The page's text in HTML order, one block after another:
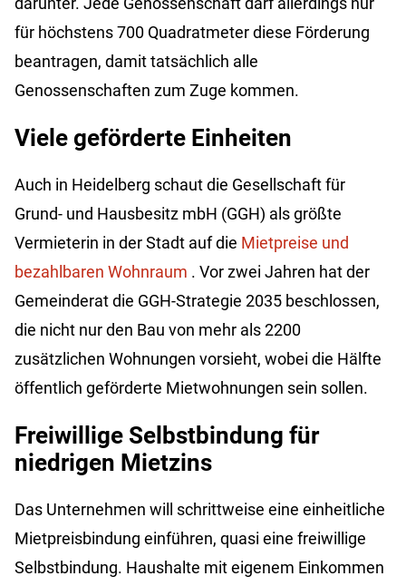
für höchstens 700 Quadratmeter diese Förderung
beantragen, damit tatsächlich alle
Genossenschaften zum Zuge kommen.
Viele geförderte Einheiten
Auch in Heidelberg schaut die Gesellschaft für
Grund- und Hausbesitz mbH (GGH) als größte
Vermieterin in der Stadt auf die Mietpreise und
bezahlbaren Wohnraum . Vor zwei Jahren hat der
Gemeinderat die GGH-Strategie 2035 beschlossen,
die nicht nur den Bau von mehr als 2200
zusätzlichen Wohnungen vorsieht, wobei die Hälfte
öffentlich geförderte Mietwohnungen sein sollen.
Freiwillige Selbstbindung für
niedrigen Mietzins
Das Unternehmen will schrittweise eine einheitliche
Mietpreisbindung einführen, quasi eine freiwillige
Selbstbindung. Haushalte mit eigenem Einkommen